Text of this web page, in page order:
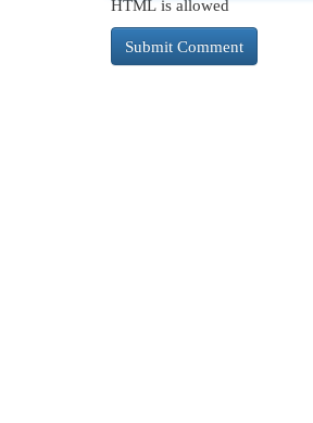
HTML is allowed